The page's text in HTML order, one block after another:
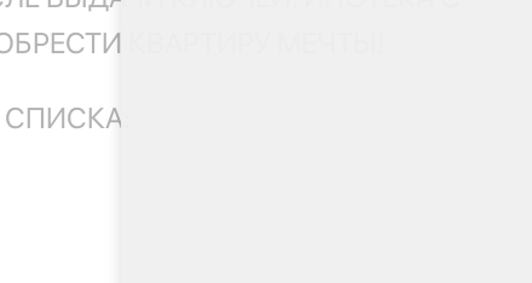
КВАРТИРУ МЕЧТЫ!